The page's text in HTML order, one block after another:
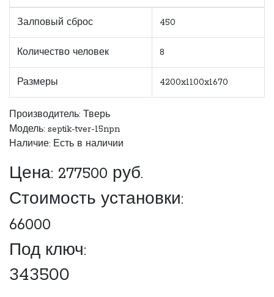
Залповый сброс 450
Количество человек 8
Размеры 4200x1100x1670
Производитель: Тверь
Модель: septik-tver-15npn
Наличие: Есть в наличии
Цена: 277500 руб.
Стоимость установки:
66000
Под ключ:
343500